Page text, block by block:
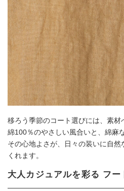
移ろう季節のコート選びには、素材
綿100％のやさしい風合いと、綿麻
その心地よさが、日々の装いに自
くれます。
大人カジュアルを彩る フー